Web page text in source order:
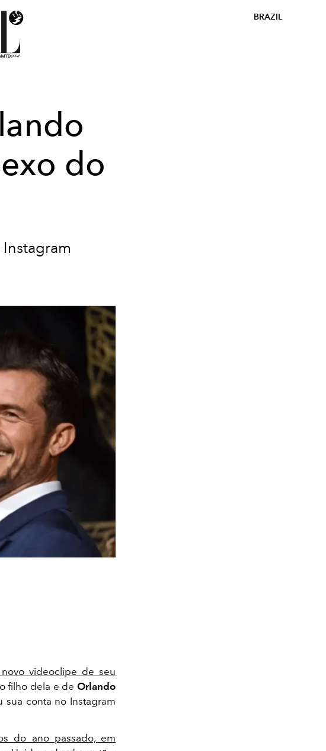
BRAZIL
do
videoclipe de seu
filho dela e deOrlando
sua conta no Instagram
do ano passado, em